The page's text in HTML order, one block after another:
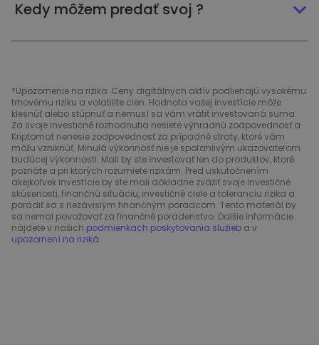
Kedy môžem predať svoj ?
*Upozornenie na riziko: Ceny digitálnych aktív podliehajú vysokému
trhovému riziku a volatilite cien. Hodnota vašej investície môže
klesnúť alebo stúpnuť a nemusí sa vám vrátiť investovaná suma.
Za svoje investičné rozhodnutia nesiete výhradnú zodpovednosť a
Kriptomat nenesie zodpovednosť za prípadné straty, ktoré vám
môžu vzniknúť. Minulá výkonnosť nie je spoľahlivým ukazovateľom
budúcej výkonnosti. Mali by ste investovať len do produktov, ktoré
poznáte a pri ktorých rozumiete rizikám. Pred uskutočnením
akejkoľvek investície by ste mali dôkladne zvážiť svoje investičné
skúsenosti, finančnú situáciu, investičné ciele a toleranciu rizika a
poradiť sa s nezávislým finančným poradcom. Tento materiál by
sa nemal považovať za finančné poradenstvo. Ďalšie informácie
nájdete v našich podmienkach poskytovania služieb a v
upozornení na riziká.